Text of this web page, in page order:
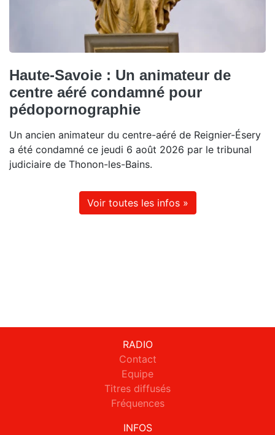
Haute-Savoie : Un animateur de
centre aéré condamné pour
pédopornographie
Un ancien animateur du centre-aéré de Reignier-Ésery
a été condamné ce jeudi 6 août 2026 par le tribunal
judiciaire de Thonon-les-Bains.
Voir toutes les infos »
RADIO
Contact
Equipe
Titres diffusés
Fréquences
INFOS